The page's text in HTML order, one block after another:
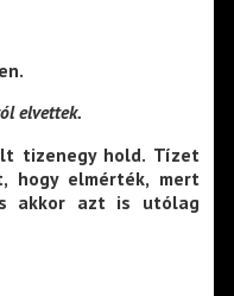
elvettek.
tizenegy hold. Tízet
hogy elmérték, mert
akkor azt is utólag